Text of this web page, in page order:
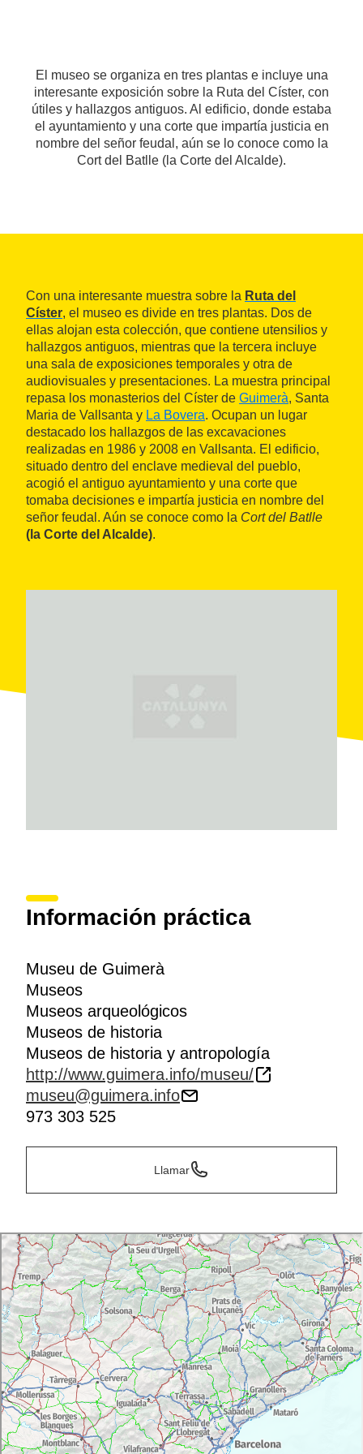
El museo se organiza en tres plantas e incluye una
interesante exposición sobre la Ruta del Císter, con
útiles y hallazgos antiguos. Al edificio, donde estaba
el ayuntamiento y una corte que impartía justicia en
nombre del señor feudal, aún se lo conoce como la
Cort del Batlle (la Corte del Alcalde).
Con una interesante muestra sobre la Ruta del
Císter, el museo es divide en tres plantas. Dos de
ellas alojan esta colección, que contiene utensilios y
hallazgos antiguos, mientras que la tercera incluye
una sala de exposiciones temporales y otra de
audiovisuales y presentaciones. La muestra principal
repasa los monasterios del Císter de Guimerà, Santa
Maria de Vallsanta y La Bovera. Ocupan un lugar
destacado los hallazgos de las excavaciones
realizadas en 1986 y 2008 en Vallsanta. El edificio,
situado dentro del enclave medieval del pueblo,
acogió el antiguo ayuntamiento y una corte que
tomaba decisiones e impartía justicia en nombre del
señor feudal. Aún se conoce como la Cort del Batlle
(la Corte del Alcalde).
Información práctica
Museu de Guimerà
Museos
Museos arqueológicos
Museos de historia
Museos de historia y antropología
http://www.guimera.info/museu/
museu@guimera.info
973 303 525
Llamar